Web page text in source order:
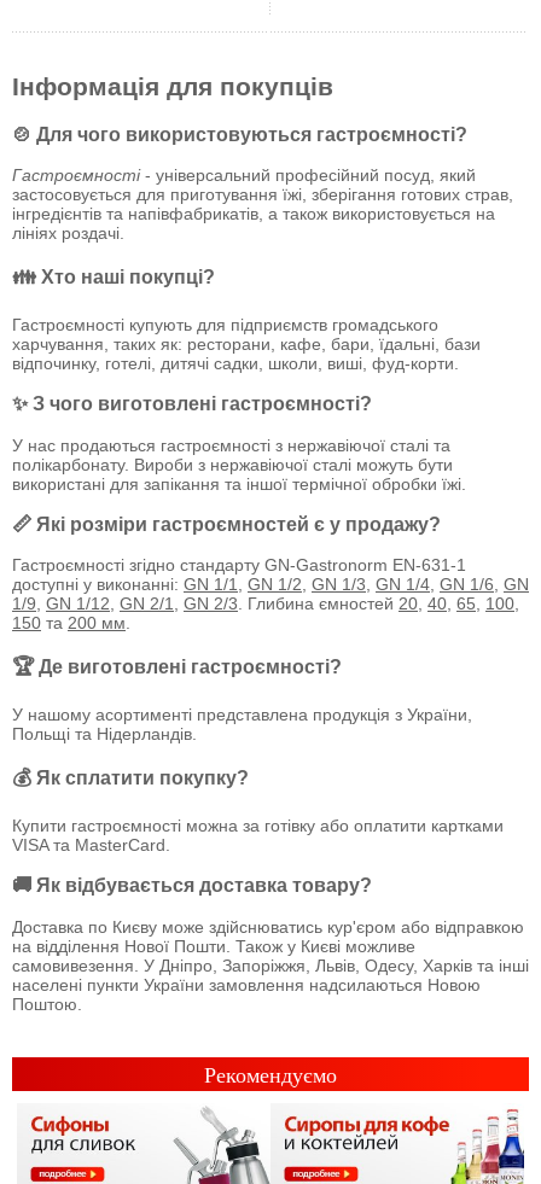
Інформація для покупців
🍲 Для чого використовуються гастроємності?
Гастроємності- універсальний професійний посуд, який
застосовується для приготування їжі, зберігання готових страв,
інгредієнтів та напівфабрикатів, а також використовується на
лініях роздачі.
👪 Хто наші покупці?
Гастроємності купують для підприємств громадського
харчування, таких як: ресторани, кафе, бари, їдальні, бази
відпочинку, готелі, дитячі садки, школи, виші, фуд-корти.
✨ З чого виготовлені гастроємності?
У нас продаються гастроємності з нержавіючої сталі та
полікарбонату. Вироби з нержавіючої сталі можуть бути
використані для запікання та іншої термічної обробки їжі.
📏 Які розміри гастроємностей є у продажу?
Гастроємності згідно стандарту GN-Gastronorm EN-631-1
доступні у виконанні: GN 1/1, GN 1/2, GN 1/3, GN 1/4, GN 1/6, GN
1/9, GN 1/12, GN 2/1, GN 2/3. Глибина ємностей 20, 40, 65, 100,
150 та 200 мм.
🏆 Де виготовлені гастроємності?
У нашому асортименті представлена продукція з України,
Польщі та Нідерландів.
💰 Як сплатити покупку?
Купити гастроємності можна за готівку або оплатити картками
VISA та MasterCard.
🚚 Як відбувається доставка товару?
Доставка по Києву може здійснюватись кур'єром або відправкою
на відділення Нової Пошти. Також у Києві можливе
самовивезення. У Дніпро, Запоріжжя, Львів, Одесу, Харків та інші
населені пункти України замовлення надсилаються Новою
Поштою.
Рекомендуємо